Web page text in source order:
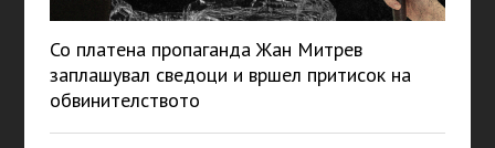
Со платена пропаганда Жан Митрев
заплашувал сведоци и вршел притисок на
обвинителството